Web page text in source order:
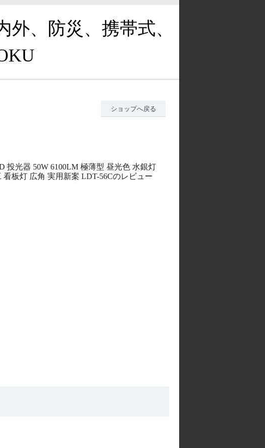
、防災、携帯式、
ショップへ戻る
投光器 50W 6100LM 極薄型 昼光色 水銀灯
板灯 広角 実用新案 LDT-56Cのレビュー